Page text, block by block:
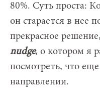
80%. Суть проста:
он старается в нее
прекрасное
nudge, о котором я
посмотреть, что
направлении.